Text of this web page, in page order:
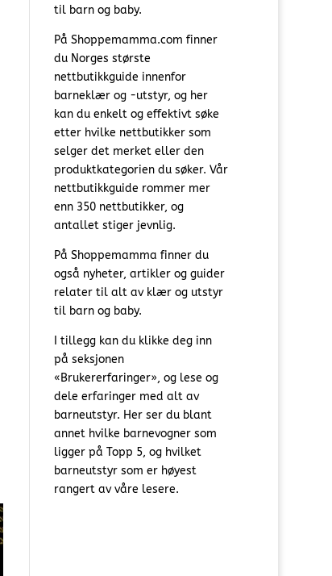
til barn og baby.
På Shoppemamma.com finner
du Norges største
nettbutikkguide innenfor
barneklær og -utstyr, og her
kan du enkelt og effektivt søke
etter hvilke nettbutikker som
selger det merket eller den
produktkategorien du søker. Vår
nettbutikkguide rommer mer
enn 350 nettbutikker, og
antallet stiger jevnlig.
På Shoppemamma finner du
også nyheter, artikler og guider
relater til alt av klær og utstyr
til barn og baby.
I tillegg kan du klikke deg inn
på seksjonen
«Brukererfaringer», og lese og
dele erfaringer med alt av
barneutstyr. Her ser du blant
annet hvilke barnevogner som
ligger på Topp 5, og hvilket
barneutstyr som er høyest
rangert av våre lesere.